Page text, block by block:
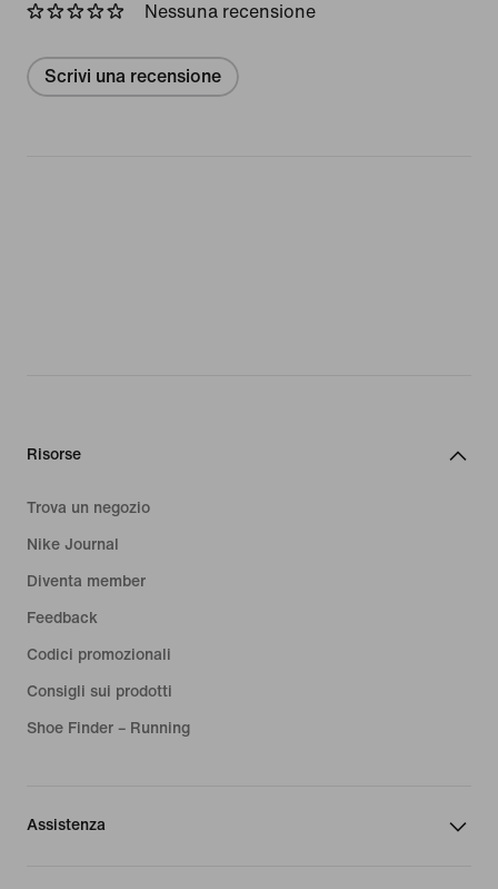
Nessuna recensione
Scrivi una recensione
Risorse
Trova un negozio
Nike Journal
Diventa member
Feedback
Codici promozionali
Consigli sui prodotti
Shoe Finder – Running
Assistenza